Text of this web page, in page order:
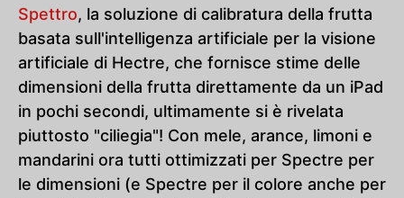
Spettro, la soluzione di calibratura della frutta
basata sull'intelligenza artificiale per la visione
artificiale di Hectre, che fornisce stime delle
dimensioni della frutta direttamente da un iPad
in pochi secondi, ultimamente si è rivelata
piuttosto "ciliegia"! Con mele, arance, limoni e
mandarini ora tutti ottimizzati per Spectre per
le dimensioni (e Spectre per il colore anche per